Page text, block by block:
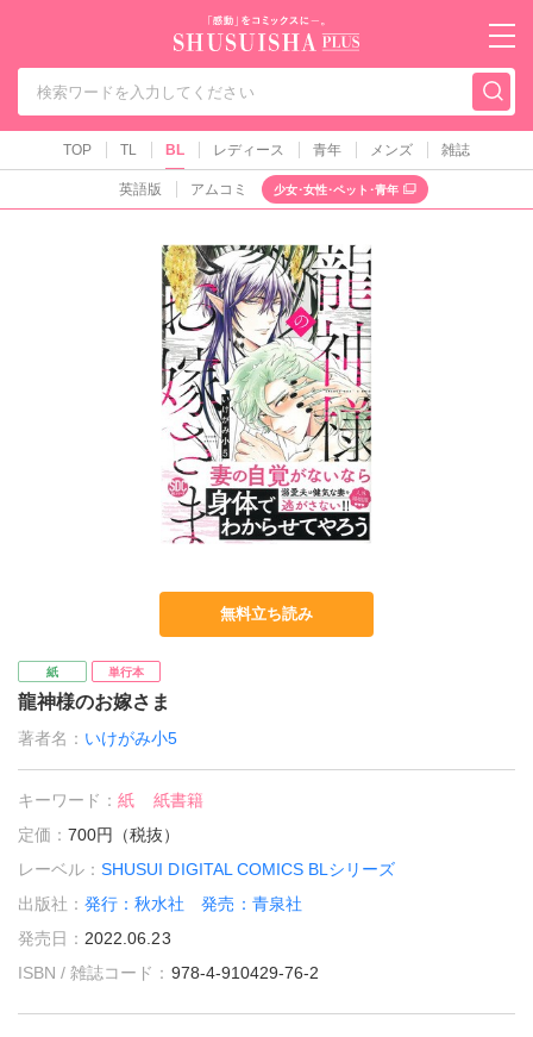
秋水社PLUS（テ
TOP TL BL レディース 青年 メンズ 雑誌
英語版 アムコミ 少女･女性･ペット･青年
無料立ち読み
紙 単行本
龍神様のお嫁さま
著者名： いけがみ小5
キーワード：紙
紙書籍
定価：700円（税抜）
レーベル：SHUSUI DIGITAL COMICS BLシリーズ
出版社：発行：秋水社 発売：青泉社
発売日： 2022.06.23
ISBN / 雑誌コード： 978-4-910429-76-2